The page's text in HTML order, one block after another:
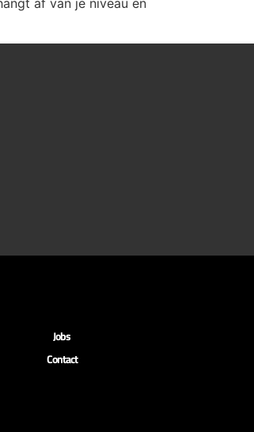
af van je niveau en
Jobs
Contact